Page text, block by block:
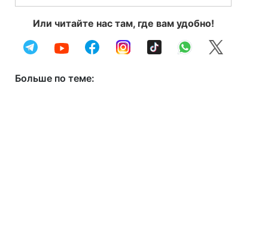
Или читайте нас там, где вам удобно!
Больше по теме: